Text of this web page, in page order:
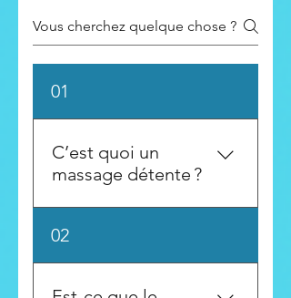
01
C’est quoi un
massage détente ?
Le massage détente, aussi
appelé massage relaxant, est
une technique de soin
corporel douce et
02